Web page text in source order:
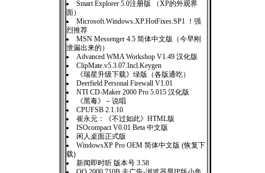
Smart Explorer 5.0注册版 （XP的外观界
面）
Microsoft.Windows.XP.HotFixes.SP1 ！强
烈推荐
MSN Messenger 4.5 简体中文版（今早刚
泄漏出来的）
Advanced WMA Workshop V1.49 汉化版
ClipMate.v5.3.07.Incl.Keygen
《瑞星升级下载》绿版（各版通吃）
Deerfield Personal Firewall V1.01
NTI CD-Maker 2000 Pro 5.015 汉化版
《黑毒》－说唱
CPUFSB 2.1.10
崔永元：《不过如此》HTML版
ISOcompact V0.01 Beta 中文版
闲人桌面正式版
WindowsXP Pro OEM 简体中文版 (恢复下
载)
新闻即时听 版本号 3.58